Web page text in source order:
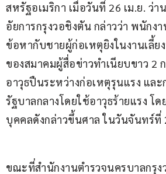
สหรัฐอเมริกา เมื่อวันที่ 26 เม.ย. ว่า
อัยการกรุงวอชิงตัน กล่าวว่า พนักง
ข้อหากับชายผู้ก่อเหตุยิงในงานเลี้ย
ของสมาคมผู้สื่อข่าวทำเนียบขาว 2
อาวุธปืนระหว่างก่อเหตุรุนแรง และ
รัฐบาลกลางโดยใช้อาวุธร้ายแรง โ
บุคคลดังกล่าวขึ้นศาล ในวันจันทร์ที่
ขณะที่สำนักงานตำรวจนครบาลกรุ